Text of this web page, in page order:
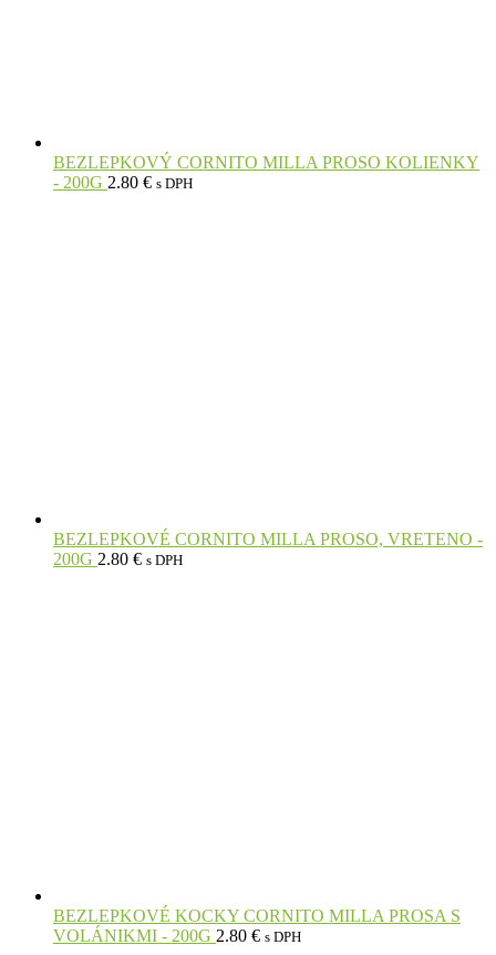
BEZLEPKOVÝ CORNITO MILLA PROSO KOLIENKY
- 200G 2.80 € s DPH
BEZLEPKOVÉ CORNITO MILLA PROSO, VRETENO -
200G 2.80 € s DPH
BEZLEPKOVÉ KOCKY CORNITO MILLA PROSA S
VOLÁNIKMI - 200G 2.80 € s DPH